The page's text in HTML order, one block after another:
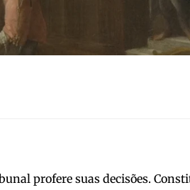
profere suas decisões.